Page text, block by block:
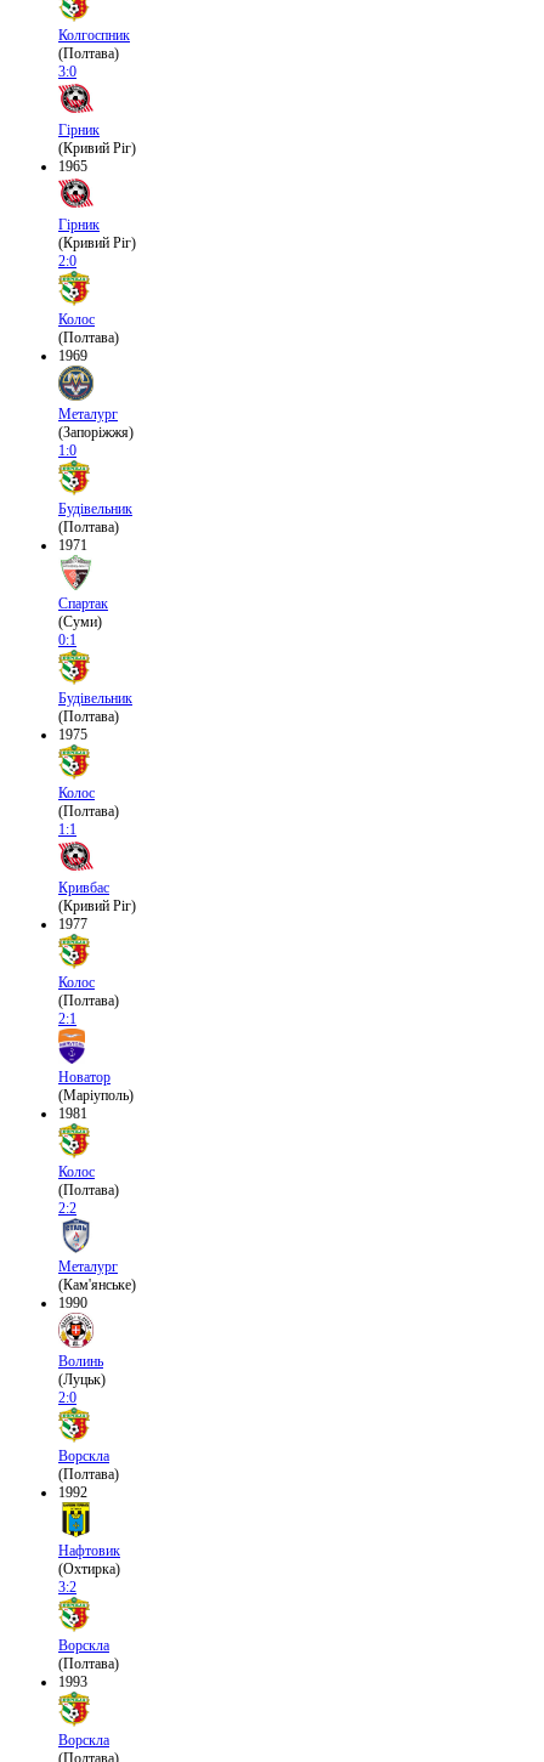
Колгоспник
(Полтава)
3:0
Гірник
(Кривий Ріг)
1965
Гірник
(Кривий Ріг)
2:0
Колос
(Полтава)
1969
Металург
(Запоріжжя)
1:0
Будівельник
(Полтава)
1971
Спартак
(Суми)
0:1
Будівельник
(Полтава)
1975
Колос
(Полтава)
1:1
Кривбас
(Кривий Ріг)
1977
Колос
(Полтава)
2:1
Новатор
(Маріуполь)
1981
Колос
(Полтава)
2:2
Металург
(Кам'янське)
1990
Волинь
(Луцьк)
2:0
Ворскла
(Полтава)
1992
Нафтовик
(Охтирка)
3:2
Ворскла
(Полтава)
1993
Ворскла